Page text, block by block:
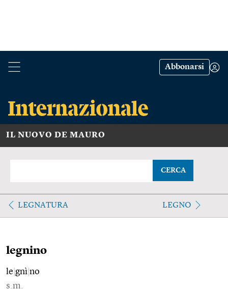
Abbonarsi
IL NUOVO DE MAURO
CERCA
LEGNATURA LEGNO
legnino
le gnì no
s.m.